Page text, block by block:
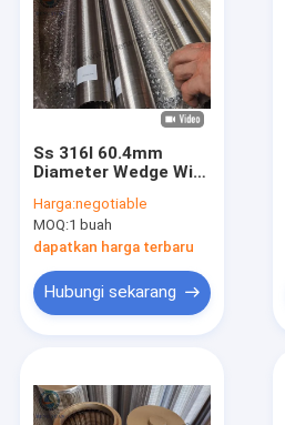
Ss 316l 60.4mm
Diameter Wedge Wire
Slot
Harga:negotiable
MOQ:1 buah
dapatkan harga terbaru
Hubungi sekarang